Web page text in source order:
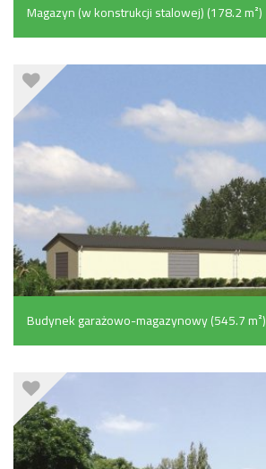
Magazyn (w konstrukcji stalowej) (178.2 m²)
Budynek garażowo-magazynowy (545.7 m²)